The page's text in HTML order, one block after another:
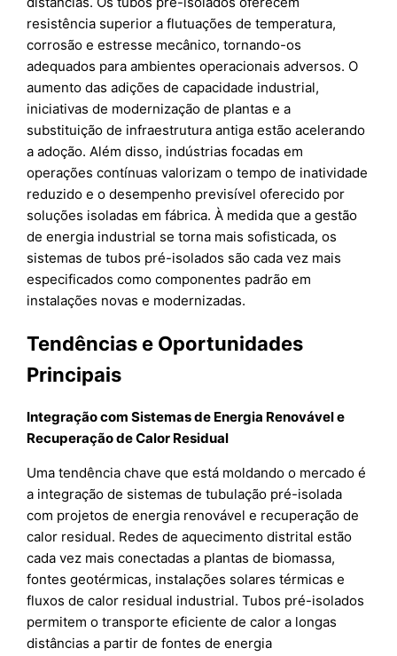
resistência superior a flutuações de temperatura,
corrosão e estresse mecânico, tornando-os
adequados para ambientes operacionais adversos. O
aumento das adições de capacidade industrial,
iniciativas de modernização de plantas e a
substituição de infraestrutura antiga estão acelerando
a adoção. Além disso, indústrias focadas em
operações contínuas valorizam o tempo de inatividade
reduzido e o desempenho previsível oferecido por
soluções isoladas em fábrica. À medida que a gestão
de energia industrial se torna mais sofisticada, os
sistemas de tubos pré-isolados são cada vez mais
especificados como componentes padrão em
instalações novas e modernizadas.
Tendências e Oportunidades
Principais
Integração com Sistemas de Energia Renovável e
Recuperação de Calor Residual
Uma tendência chave que está moldando o mercado é
a integração de sistemas de tubulação pré-isolada
com projetos de energia renovável e recuperação de
calor residual. Redes de aquecimento distrital estão
cada vez mais conectadas a plantas de biomassa,
fontes geotérmicas, instalações solares térmicas e
fluxos de calor residual industrial. Tubos pré-isolados
permitem o transporte eficiente de calor a longas
distâncias a partir de fontes de energia